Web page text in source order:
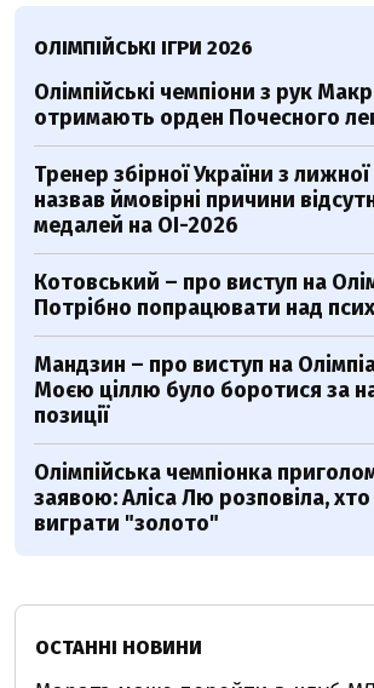
ОЛІМПІЙСЬКІ ІГРИ 2026
Олімпійські чемпіони з рук
отримають орден Почесного
Тренер збірної України з
назвав ймовірні причини
медалей на ОІ-2026
Котовський – про виступ на
Потрібно попрацювати над
Мандзин – про виступ на
Моєю ціллю було боротися за
позиції
Олімпійська чемпіонка
заявою: Аліса Лю розповіла, хто
виграти "золото"
ОСТАННІ НОВИНИ